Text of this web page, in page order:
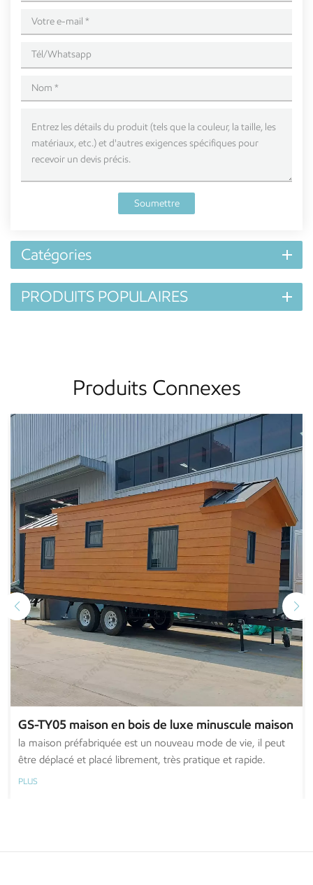
Soumettre
Catégories
PRODUITS POPULAIRES
Produits Connexes
GS-TY05 maison en bois de luxe minuscule maison
préfabriquée sur roues
la maison préfabriquée est un nouveau mode de vie, il peut
être déplacé et placé librement, très pratique et rapide.
PLUS